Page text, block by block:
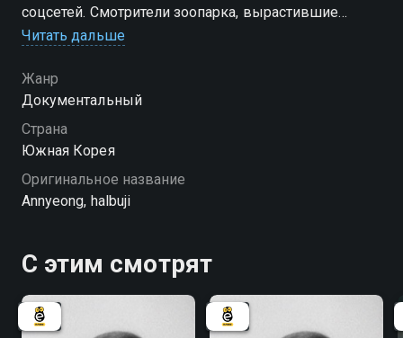
соцсетей. Смотрители зоопарка, вырастившие
медведицу, прощаются с ней перед отправкой в
Читать дальше
Жанр
Документальный
Страна
Южная Корея
Оригинальное название
Annyeong, halbuji
С этим смотрят